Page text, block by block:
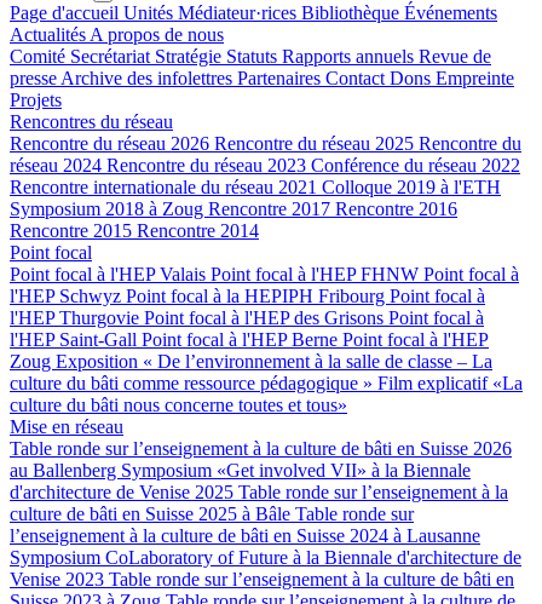
Page d'accueil Unités Médiateur·rices Bibliothèque Événements
Actualités A propos de nous
Comité Secrétariat Stratégie Statuts Rapports annuels Revue de
presse Archive des infolettres Partenaires Contact Dons Empreinte
Projets
Rencontres du réseau
Rencontre du réseau 2026 Rencontre du réseau 2025 Rencontre du
réseau 2024 Rencontre du réseau 2023 Conférence du réseau 2022
Rencontre internationale du réseau 2021 Colloque 2019 à l'ETH
Symposium 2018 à Zoug Rencontre 2017 Rencontre 2016
Rencontre 2015 Rencontre 2014
Point focal
Point focal à l'HEP Valais Point focal à l'HEP FHNW Point focal à
l'HEP Schwyz Point focal à la HEPIPH Fribourg Point focal à
l'HEP Thurgovie Point focal à l'HEP des Grisons Point focal à
l'HEP Saint-Gall Point focal à l'HEP Berne Point focal à l'HEP
Zoug Exposition « De l’environnement à la salle de classe – La
culture du bâti comme ressource pédagogique » Film explicatif «La
culture du bâti nous concerne toutes et tous»
Mise en réseau
Table ronde sur l’enseignement à la culture de bâti en Suisse 2026
au Ballenberg Symposium «Get involved VII» à la Biennale
d'architecture de Venise 2025 Table ronde sur l’enseignement à la
culture de bâti en Suisse 2025 à Bâle Table ronde sur
l’enseignement à la culture de bâti en Suisse 2024 à Lausanne
Symposium CoLaboratory of Future à la Biennale d'architecture de
Venise 2023 Table ronde sur l’enseignement à la culture de bâti en